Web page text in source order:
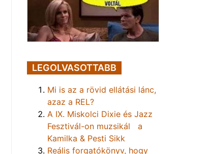
LEGOLVASOTTABB
Mi is az a rövid ellátási lánc,
azaz a REL?
A IX. Miskolci Dixie és Jazz
Fesztivál-on muzsikál a
Kamilka & Pesti Sikk
Reális forgatókönyv, hogy